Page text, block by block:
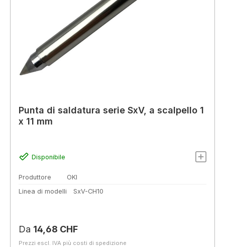
Punta di saldatura serie SxV, a scalpello 1
x 11 mm
Disponibile
Produttore
OKI
Linea di modelli
SxV-CH10
Prezzo normale:
Da 14,68 CHF
Prezzi escl. IVA più costi di spedizione